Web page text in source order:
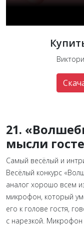
21.
мысли
Самый весёлый и
Весёлый конкурс
аналог хорошо всем
микрофон, который
его к голове гостя,
с нарезкой. Микрофон